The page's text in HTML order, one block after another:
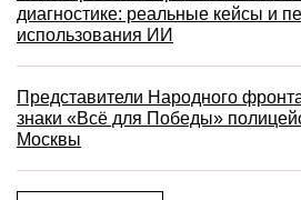
диагностике: реальные кейсы и
использования ИИ
Представители Народного
знаки «Всё для Победы»
Москвы